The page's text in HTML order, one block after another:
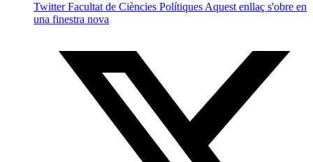
Twitter Facultat de Ciències PolítiquesAquest enllaç s'obre en
una finestra nova